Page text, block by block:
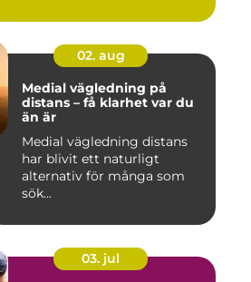
02. aug
Medial vägledning på
distans – få klarhet var du
än är
Medial vägledning distans
har blivit ett naturligt
alternativ för många som
sök...
03. jul